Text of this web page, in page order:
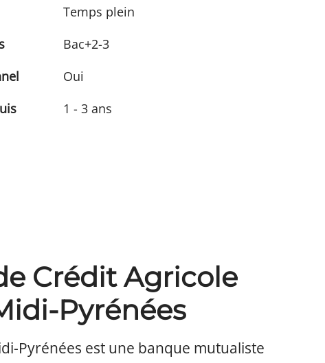
Temps plein
Bac+2-3
Oui
1 - 3 ans
Crédit Agricole
Pyrénées
Pyrénées est une banque mutualiste